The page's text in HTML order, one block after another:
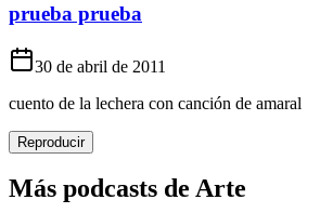
prueba prueba
30 de abril de 2011
cuento de la lechera con canción de amaral
Reproducir
Más podcasts de Arte